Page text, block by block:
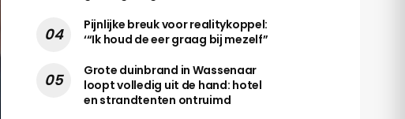
Pijnlijke breuk voor realitykoppel:
‘“Ik houd de eer graag bij mezelf”
Grote duinbrand in Wassenaar
loopt volledig uit de hand: hotel
en strandtenten ontruimd